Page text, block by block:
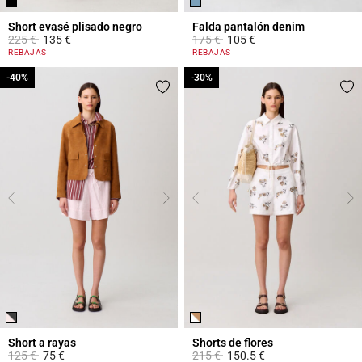
Short evasé plisado negro
Price reduced from
225 €to135 €
3,4 out of 5 Customer Rating
REBAJAS
Falda pantalón denim
Price reduced from
175 €to105 €
5 out of 5 Customer Rating
REBAJAS
Short a rayas
Price reduced from
125 €to
-40%
75 €
-40%
Shorts de flores
Price reduced from
215 €to
-30%
150.5 €
-30%